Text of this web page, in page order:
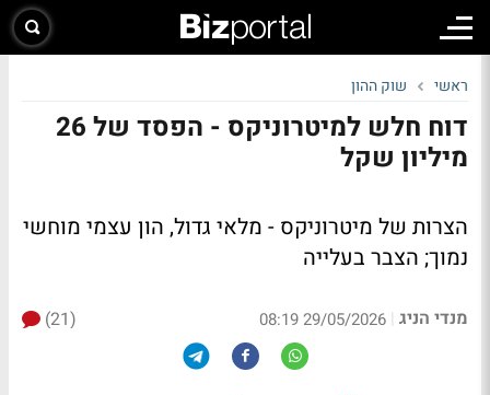
ראשי שוק ההון
דוח חלש למיטרוניקס - הפסד של 26
מיליון שקל
הצרות של מיטרוניקס - מלאי גדול, הון עצמי מוחשי
נמוך; הצבר בעלייה
מנדי הניג |
29/05/2026 08:19
(21)